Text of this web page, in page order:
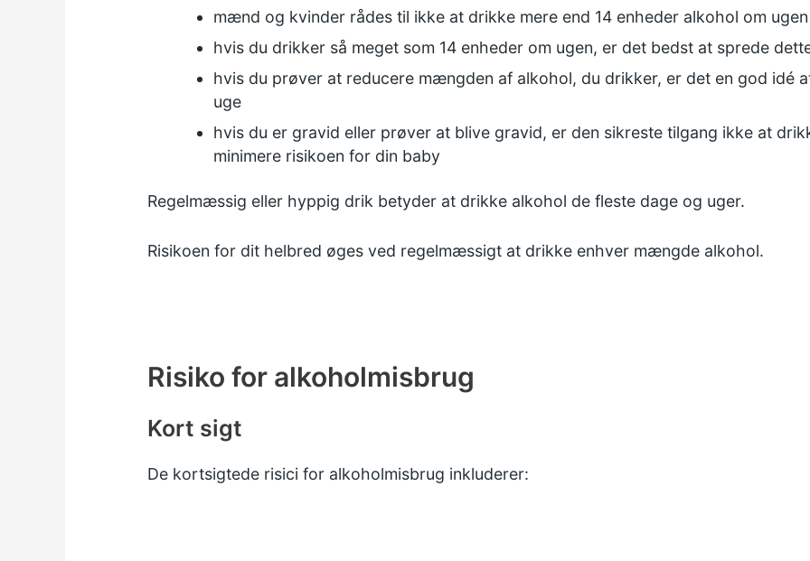
mænd og kvinder rådes til ikke at drikke mere end 14 enheder alkohol om
hvis du drikker så meget som 14 enheder om ugen, er det bedst at sprede
hvis du prøver at reducere mængden af alkohol, du drikker, er det en god idé
uge
hvis du er gravid eller prøver at blive gravid, er den sikreste tilgang ikke at
minimere risikoen for din baby
Regelmæssig eller hyppig drik betyder at drikke alkohol de fleste dage og uger.
Risikoen for dit helbred øges ved regelmæssigt at drikke enhver mængde alkohol.
Risiko for alkoholmisbrug
Kort sigt
De kortsigtede risici for alkoholmisbrug inkluderer: